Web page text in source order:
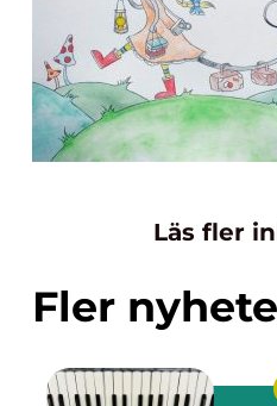
Läs fler
Fler